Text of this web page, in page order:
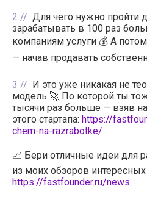
2
Для чего нужно пройти
зарабатывать в 100 раз
компаниям услуги 💰 А
— начав продавать
3
И это уже никакая не
модель 🚀 По которой ты
тысячи раз больше — взяв
этого стартапа: https://
chem-na-razrabotke/
📈 Бери отличные идеи для
из моих обзоров интересных
https://fastfounder.ru/news